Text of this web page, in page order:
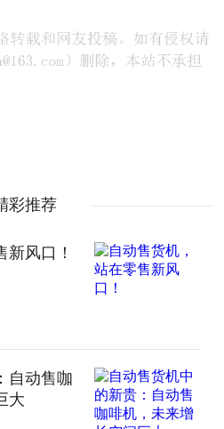
彩推荐
新风口！
自动售咖
大